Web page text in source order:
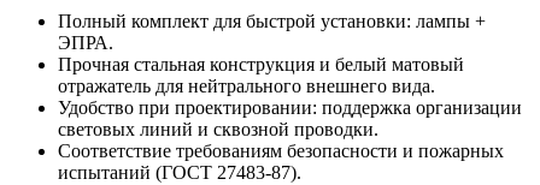
Полный комплект для быстрой установки: лампы +
ЭПРА.
Прочная стальная конструкция и белый матовый
отражатель для нейтрального внешнего вида.
Удобство при проектировании: поддержка организации
световых линий и сквозной проводки.
Соответствие требованиям безопасности и пожарных
испытаний (ГОСТ 27483-87).